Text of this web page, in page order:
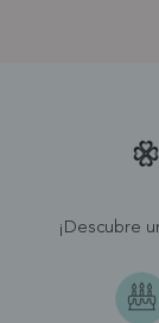
¡Descubre